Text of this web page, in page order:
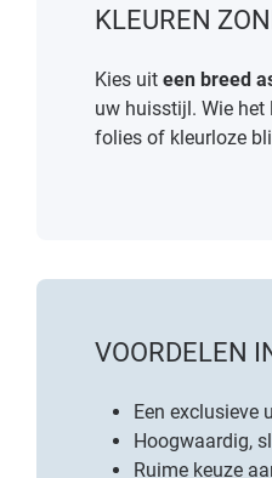
KLEUREN
Kies uit een breed
uw huisstijl. Wie
folies of kleurloze
VOORDELEN
Een exclusieve
Hoogwaardig,
Ruime keuze